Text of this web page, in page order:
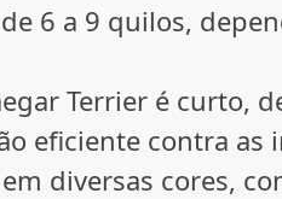
6 a 9 quilos,
Terrier é curto,
eficiente contra as
diversas cores,